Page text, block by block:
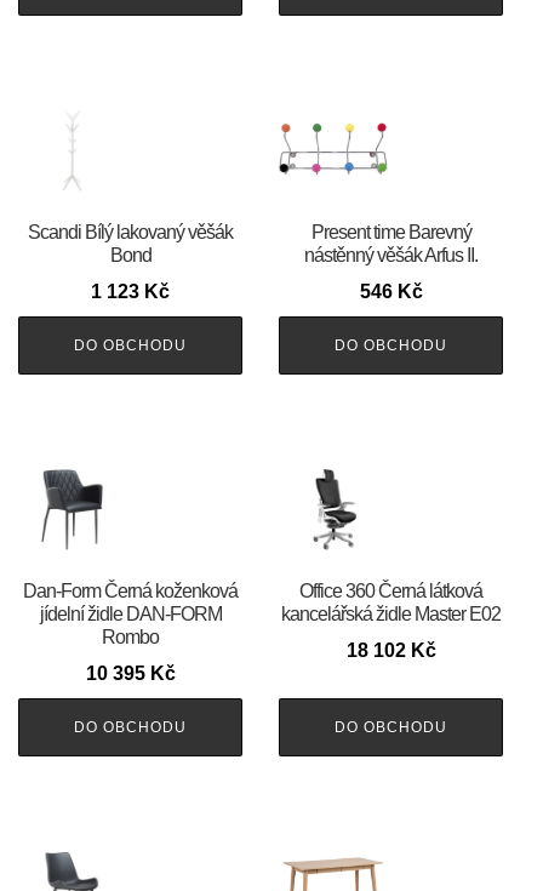
Scandi Bílý lakovaný věšák
Bond
1 123 Kč
DO OBCHODU
Present time Barevný
nástěnný věšák Arfus II.
546 Kč
DO OBCHODU
​​​​​Dan-Form Černá koženková
jídelní židle DAN-FORM
Rombo
10 395 Kč
DO OBCHODU
Office 360 Černá látková
kancelářská židle Master E02
18 102 Kč
DO OBCHODU